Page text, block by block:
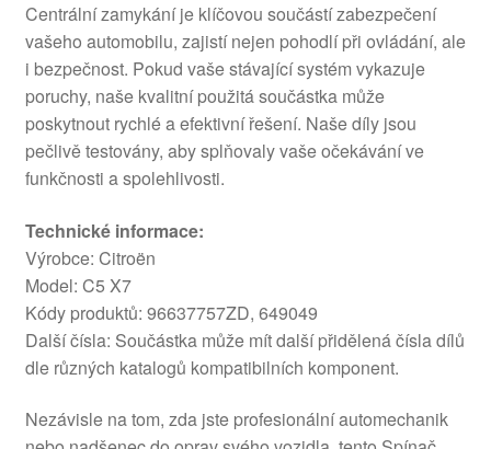
Centrální zamykání je klíčovou součástí zabezpečení
vašeho automobilu, zajistí nejen pohodlí při ovládání, ale
i bezpečnost. Pokud vaše stávající systém vykazuje
poruchy, naše kvalitní použitá součástka může
poskytnout rychlé a efektivní řešení. Naše díly jsou
pečlivě testovány, aby splňovaly vaše očekávání ve
funkčnosti a spolehlivosti.
Technické informace:
Výrobce: Citroën
Model: C5 X7
Kódy produktů: 96637757ZD, 649049
Další čísla: Součástka může mít další přidělená čísla dílů
dle různých katalogů kompatibilních komponent.
Nezávisle na tom, zda jste profesionální automechanik